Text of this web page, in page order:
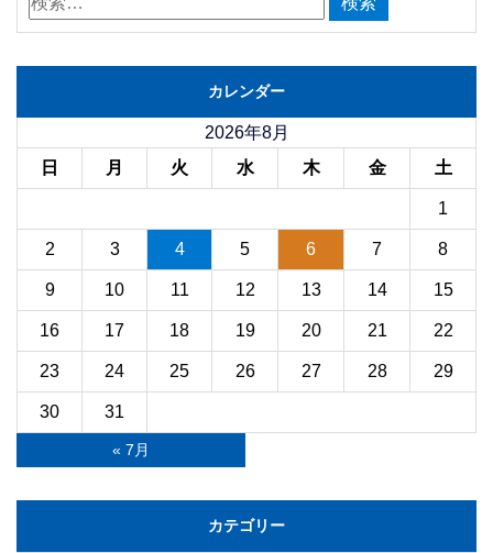
カレンダー
2026年8月
日
月 火 水 木 金 土
1
2 3 4 5 6 7 8
9 10 11 12 13 14 15
16 17 18 19 20 21 22
23 24 25 26 27 28 29
30 31
« 7月
カテゴリー